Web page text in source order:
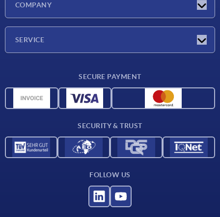
COMPANY
SERVICE
CAD data
SECURE PAYMENT
SECURITY & TRUST
FOLLOW US